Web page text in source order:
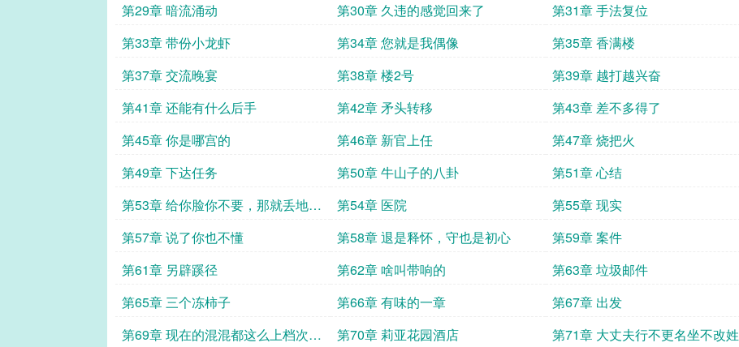
第29章 暗流涌动
第30章 久违的感觉回来了 第31章 手法复位
第33章 带份小龙虾
第34章 您就是我偶像 第35章 香满楼
第37章 交流晚宴
第38章 楼2号 第39章 越打越兴奋
第41章 还能有什么后手
第42章 矛头转移 第43章 差不多得了
第45章 你是哪宫的
第46章 新官上任 第47章 烧把火
第49章 下达任务
第50章 牛山子的八卦 第51章 心结
第53章 给你脸你不要，那就丢地上
吧
第54章 医院 第55章 现实
第57章 说了你也不懂
第58章 退是释怀，守也是初心 第59章 案件
第61章 另辟蹊径
第62章 啥叫带响的 第63章 垃圾邮件
第65章 三个冻柿子
第66章 有味的一章 第67章 出发
第69章 现在的混混都这么上档次
第70章 莉亚花园酒店 第71章 大丈夫行不更名坐不改姓